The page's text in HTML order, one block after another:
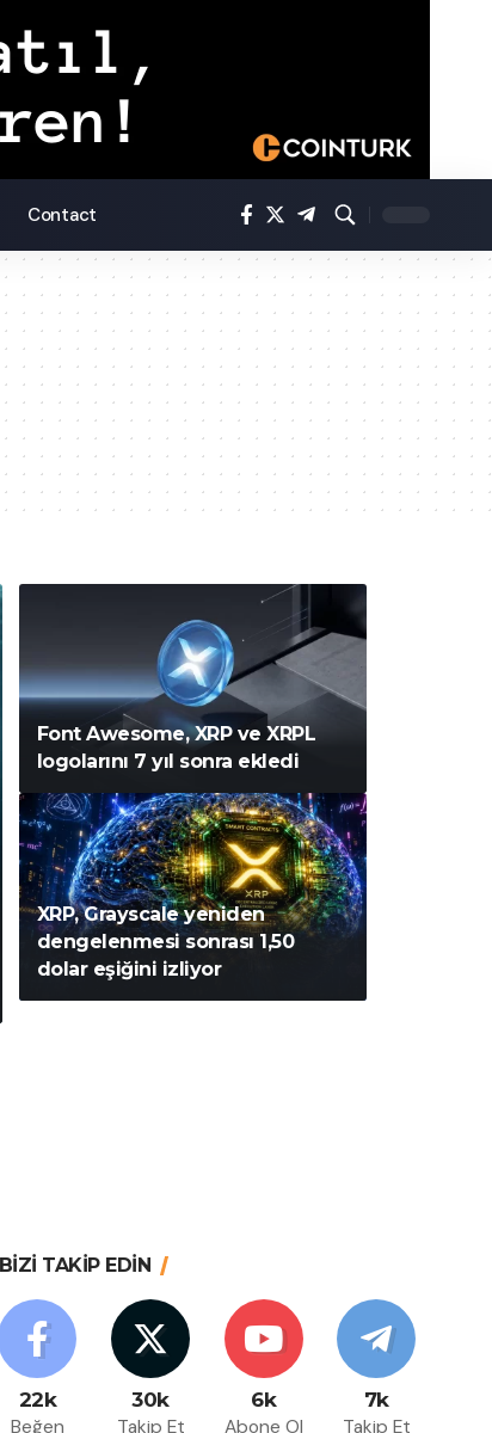
Contact
Font Awesome, XRP ve XRPL
logolarını 7 yıl sonra ekledi
XRP, Grayscale yeniden
dengelenmesi sonrası 1,50
dolar eşiğini izliyor
BİZİ TAKİP EDİN
22k
Beğen
30k
Takip Et
6k
Abone Ol
7k
Takip Et